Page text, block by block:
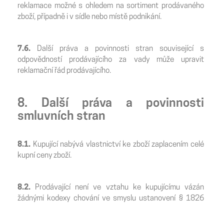
reklamace možné s ohledem na sortiment prodávaného
zboží, případně i v sídle nebo místě podnikání.
7.6.
Další práva a povinnosti stran související s
odpovědností prodávajícího za vady může upravit
reklamační řád prodávajícího.
8. Další práva a povinnosti
smluvních stran
8.1. Kupující nabývá vlastnictví ke zboží zaplacením celé
kupní ceny zboží.
8.2.
Prodávající není ve vztahu ke kupujícímu vázán
žádnými kodexy chování ve smyslu ustanovení § 1826